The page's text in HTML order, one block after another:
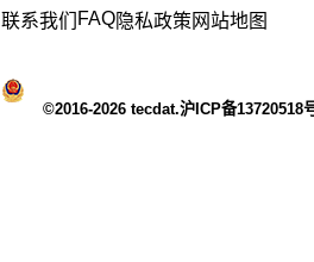
联系我们 FAQ隐私政策 网站地图
©2016-2026 tecdat.沪ICP备13720518